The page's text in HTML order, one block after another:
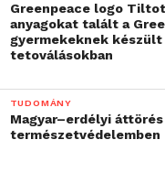
Greenpeace logo
anyagokat talált a
gyermekeknek készült
tetoválásokban
TUDOMÁNY
Magyar–erdélyi áttörés
természetvédelemben